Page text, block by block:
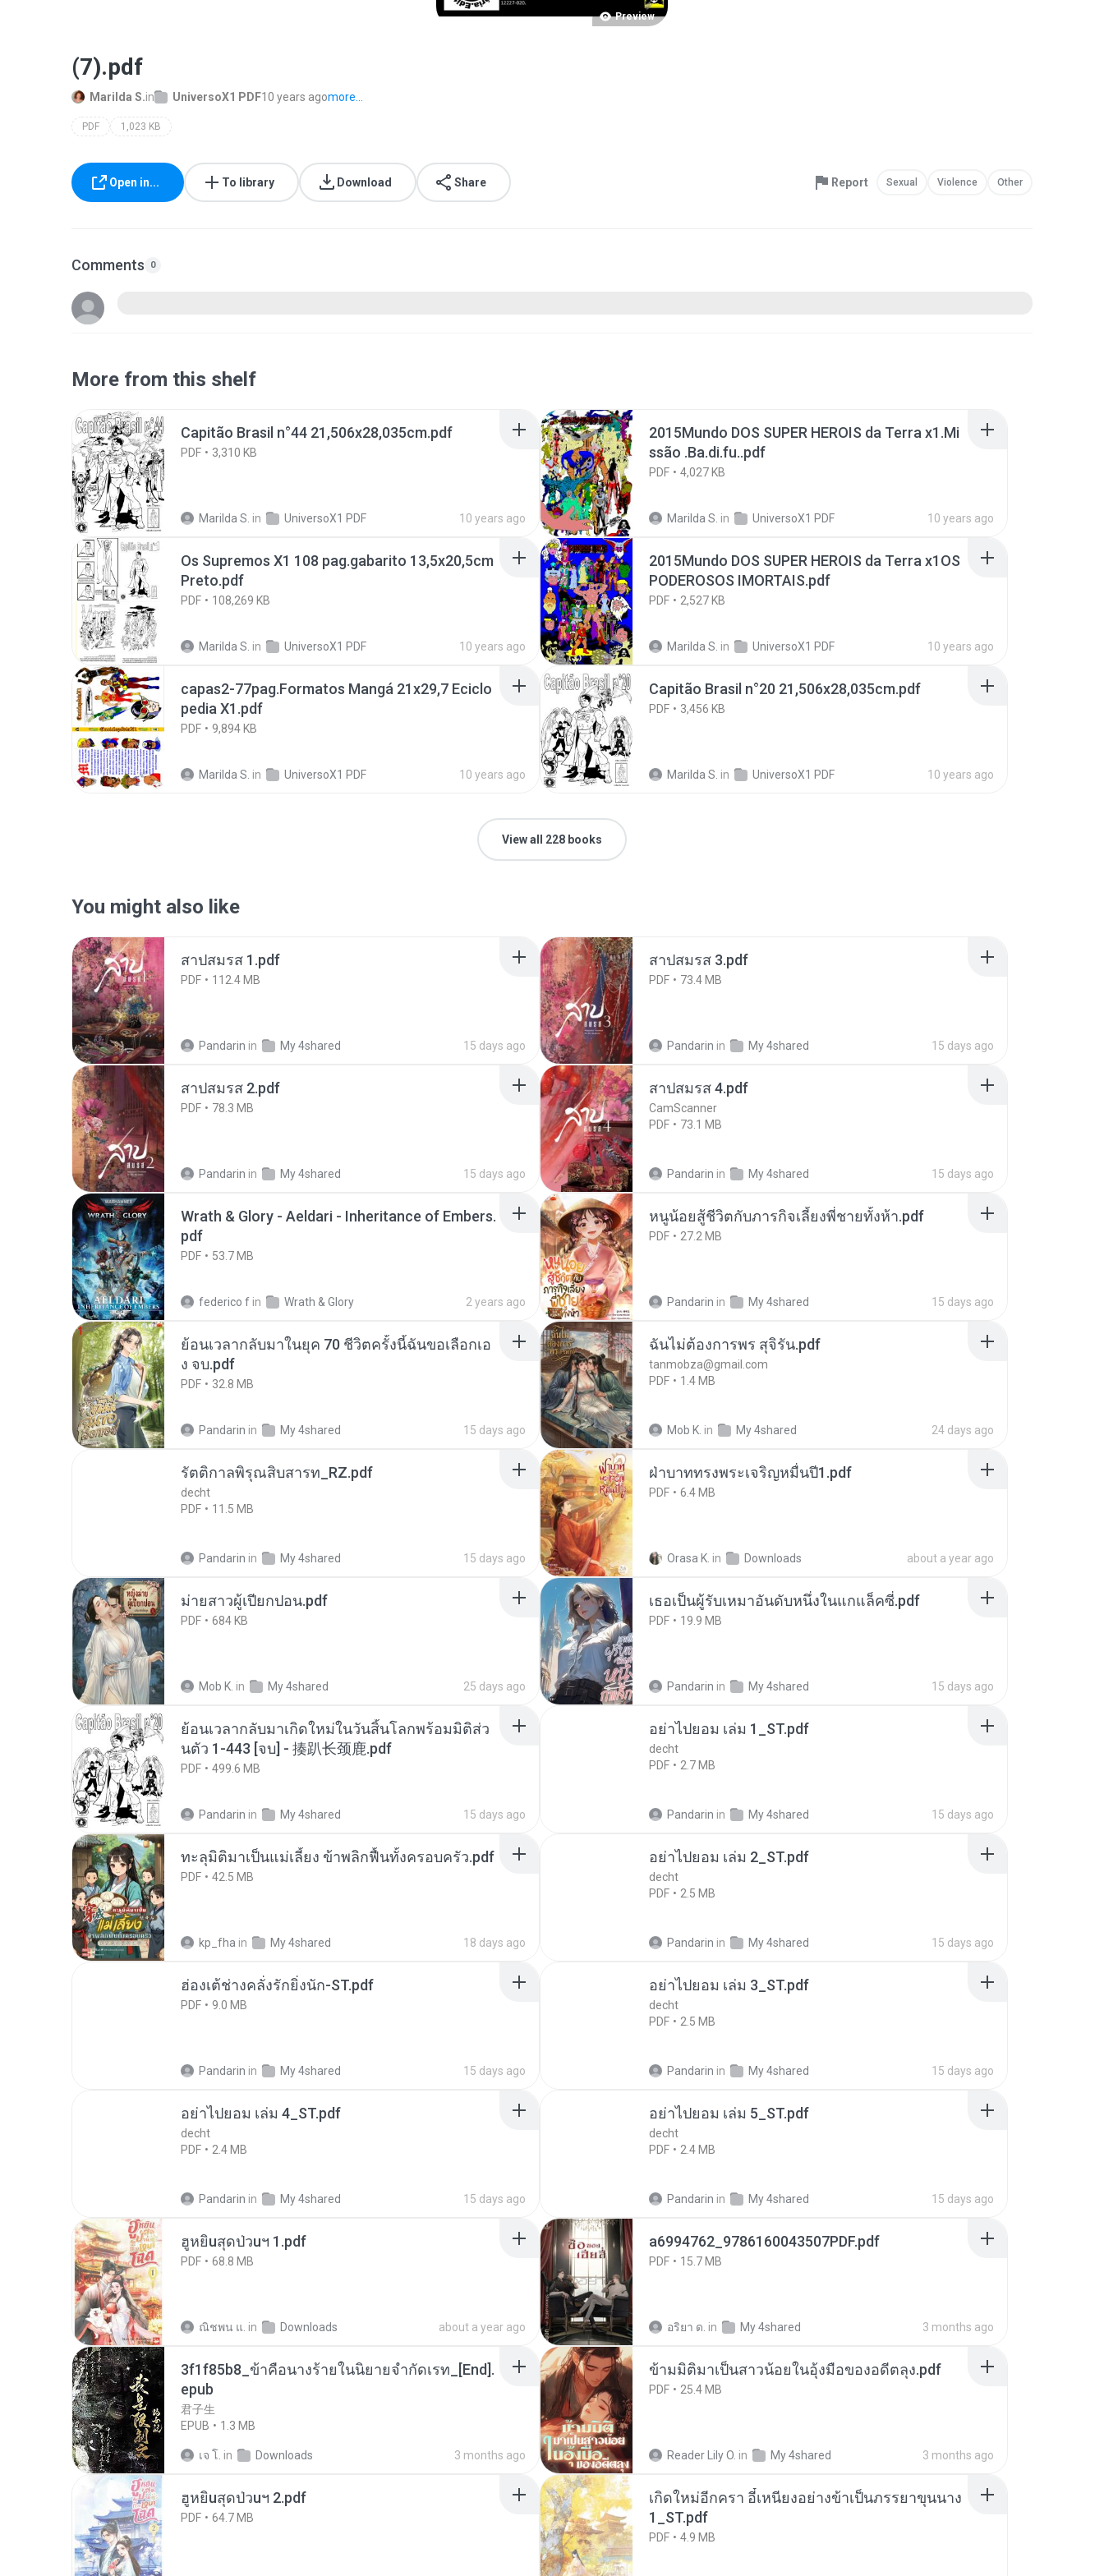
Preview
(7).pdf
Marilda S.in UniversoX1 PDF10 years agomore...
PDF 1,023 KB
Open in... To library Download Share Report Sexual Violence Other
Comments 0
More from this shelf
Capitão Brasil n°44 21,506x28,035cm.pdf
PDF 3,310 KB
Marilda S. in UniversoX1 PDF 10 years ago
2015Mundo DOS SUPER HEROIS da Terra x1.Mi
ssão .Ba.di.fu..pdf
PDF 4,027 KB
Marilda S. in UniversoX1 PDF 10 years ago
Os Supremos X1 108 pag.gabarito 13,5x20,5cm
Preto.pdf
PDF 108,269 KB
Marilda S. in UniversoX1 PDF 10 years ago
2015Mundo DOS SUPER HEROIS da Terra x1OS
PODEROSOS IMORTAIS.pdf
PDF 2,527 KB
Marilda S. in UniversoX1 PDF 10 years ago
capas2-77pag.Formatos Mangá 21x29,7 Eciclo
pedia X1.pdf
PDF 9,894 KB
Marilda S. in UniversoX1 PDF 10 years ago
Capitão Brasil n°20 21,506x28,035cm.pdf
PDF 3,456 KB
Marilda S. in UniversoX1 PDF 10 years ago
View all 228 books
You might also like
สาปสมรส 1.pdf
PDF 112.4 MB
Pandarin in My 4shared 15 days ago
สาปสมรส 3.pdf
PDF 73.4 MB
Pandarin in My 4shared 15 days ago
สาปสมรส 2.pdf
PDF 78.3 MB
Pandarin in My 4shared 15 days ago
สาปสมรส 4.pdf
CamScanner
PDF
73.1 MB
Pandarin in My 4shared 15 days ago
Wrath & Glory - Aeldari - Inheritance of Embers.
pdf
PDF 53.7 MB
federico f in Wrath & Glory 2 years ago
หนูน้อยสู้ชีวิตกับภารกิจเลี้ยงพี่ชายทั้งห้า.pdf
PDF 27.2 MB
Pandarin in My 4shared 15 days ago
ย้อนเวลากลับมาในยุค 70 ชีวิตครั้งนี้ฉันขอเลือกเอ
ง จบ.pdf
PDF 32.8 MB
Pandarin in My 4shared 15 days ago
ฉันไม่ต้องการพร สุจิรัน.pdf
tanmobza@gmail.com
PDF
1.4 MB
Mob K. in My 4shared 24 days ago
รัตติกาลพิรุณสิบสารท_RZ.pdf
decht
PDF
11.5 MB
Pandarin in My 4shared 15 days ago
ฝ่าบาททรงพระเจริญหมื่นปี1.pdf
PDF 6.4 MB
Orasa K. in Downloads about a year ago
ม่ายสาวผู้เปียกปอน.pdf
PDF 684 KB
Mob K. in My 4shared 25 days ago
เธอเป็นผู้รับเหมาอันดับหนึ่งในแกแล็คซี่.pdf
PDF 19.9 MB
Pandarin in My 4shared 15 days ago
ย้อนเวลากลับมาเกิดใหม่ในวันสิ้นโลกพร้อมมิติส่ว
นตัว 1-443 [จบ] - 揍趴长颈鹿.pdf
PDF 499.6 MB
Pandarin in My 4shared 15 days ago
อย่าไปยอม เล่ม 1_ST.pdf
decht
PDF
2.7 MB
Pandarin in My 4shared 15 days ago
ทะลุมิติมาเป็นแม่เลี้ยง ข้าพลิกฟื้นทั้งครอบครัว.pdf
PDF 42.5 MB
kp_fha in My 4shared 18 days ago
อย่าไปยอม เล่ม 2_ST.pdf
decht
PDF
2.5 MB
Pandarin in My 4shared 15 days ago
ฮ่องเต้ช่างคลั่งรักยิ่งนัก-ST.pdf
PDF 9.0 MB
Pandarin in My 4shared 15 days ago
อย่าไปยอม เล่ม 3_ST.pdf
decht
PDF
2.5 MB
Pandarin in My 4shared 15 days ago
อย่าไปยอม เล่ม 4_ST.pdf
decht
PDF
2.4 MB
Pandarin in My 4shared 15 days ago
อย่าไปยอม เล่ม 5_ST.pdf
decht
PDF
2.4 MB
Pandarin in My 4shared 15 days ago
ฮูหยิuสุดป่วuฯ 1.pdf
PDF 68.8 MB
ณิชพน แ. in Downloads about a year ago
a6994762_9786160043507PDF.pdf
PDF 15.7 MB
อริยา ด. in My 4shared 3 months ago
3f1f85b8_ข้าคือนางร้ายในนิยายจำกัดเรท_[End].
epub
君子生
EPUB
1.3 MB
เจ โ. in Downloads 3 months ago
ข้ามมิติมาเป็นสาวน้อยในอุ้งมือของอดีตลุง.pdf
PDF 25.4 MB
Reader Lily O. in My 4shared 3 months ago
ฮูหยิuสุดป่วuฯ 2.pdf
PDF 64.7 MB
เกิดใหม่อีกครา อี๋เหนียงอย่างข้าเป็นภรรยาขุนนาง
1_ST.pdf
PDF 4.9 MB